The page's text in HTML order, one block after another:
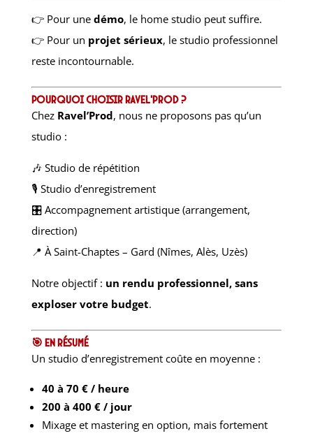
👉 Pour une démo, le home studio peut suffire.
👉 Pour un projet sérieux, le studio professionnel
reste incontournable.
Pourquoi choisir Ravel’Prod ?
Chez Ravel’Prod, nous ne proposons pas qu’un
studio :
🎶 Studio de répétition
🎙️ Studio d’enregistrement
🎛️ Accompagnement artistique (arrangement,
direction)
📍 À Saint-Chaptes – Gard (Nîmes, Alès, Uzès)
Notre objectif : un rendu professionnel, sans
exploser votre budget.
🎯 En résumé
Un studio d’enregistrement coûte en moyenne :
40 à 70 € / heure
200 à 400 € / jour
Mixage et mastering en option, mais fortement